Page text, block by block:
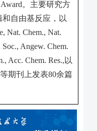
。主要研究方
自由基反应，以
Nat. Chem., Nat.
Angew. Chem.
Acc. Chem. Res., 以
等期刊上发表80余篇